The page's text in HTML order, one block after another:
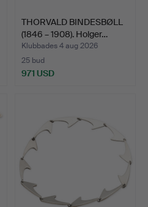
THORVALD BINDESBØLL
(1846 – 1908). Holger…
Klubbades 4 aug 2026
25 bud
971 USD